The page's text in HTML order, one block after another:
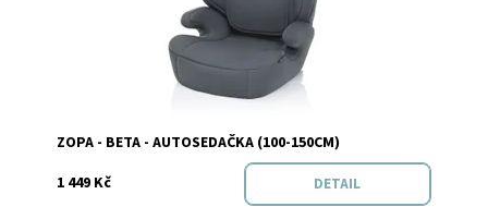
ZOPA - BETA - AUTOSEDAČKA (100-150CM)
1 449 Kč
DETAIL